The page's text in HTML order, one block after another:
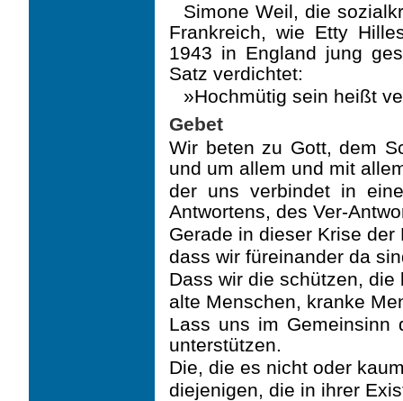
Simone Weil, die
Frankreich, wie Etty
1943 in England jung
Satz verdichtet:
»Hochmütig sein heißt
Gebet
Wir beten zu Gott, dem
und um allem und mit
der uns verbindet in
Antwortens, des Ver-
Gerade in dieser Krise
dass wir füreinander da
Dass wir die schützen,
alte Menschen, kranke
Lass uns im Gemeinsinn
unterstützen.
Die, die es nicht oder
diejenigen, die in ihrer